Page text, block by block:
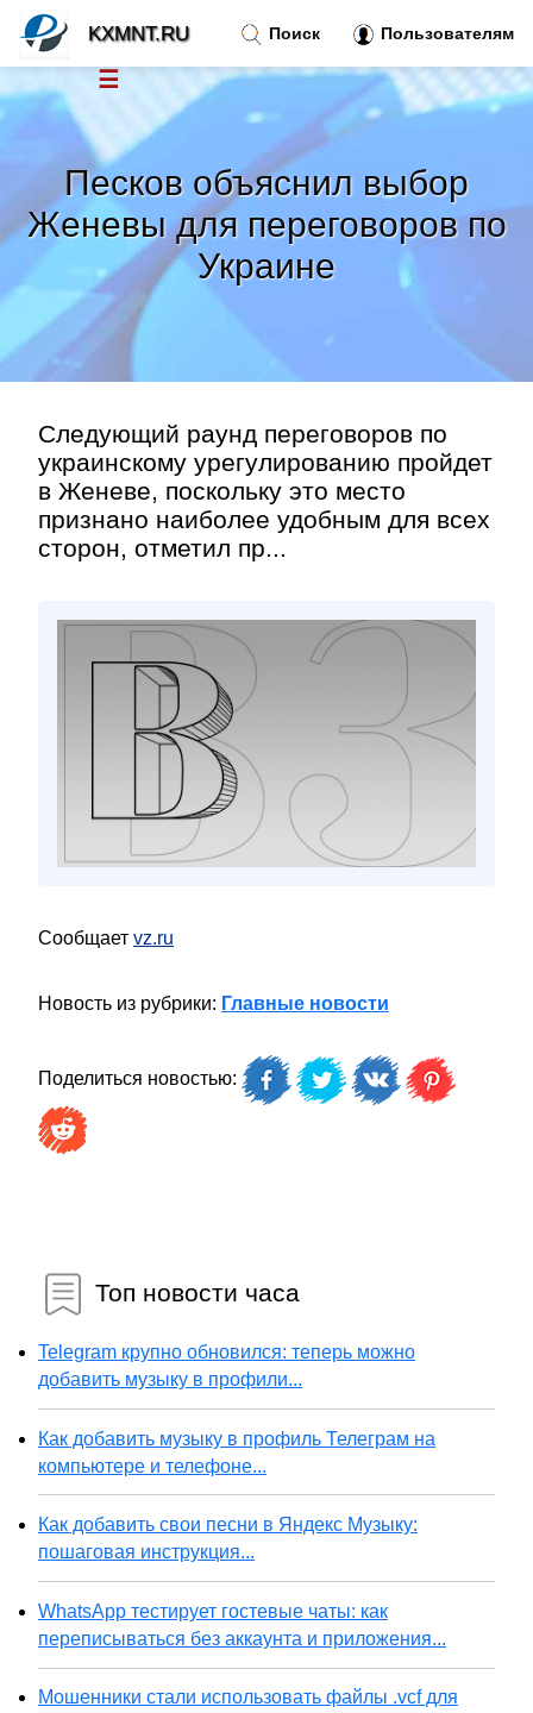
Песков объяснил выбор
Женевы для переговоров по
Украине
Следующий раунд переговоров по
украинскому урегулированию пройдет
в Женеве, поскольку это место
признано наиболее удобным для всех
сторон, отметил пр...
Сообщает vz.ru
Новость из рубрики: Главные новости
Поделиться новостью:
Топ новости часа
Telegram крупно обновился: теперь можно
добавить музыку в профили...
Как добавить музыку в профиль Телеграм на
компьютере и телефоне...
Как добавить свои песни в Яндекс Музыку:
пошаговая инструкция...
WhatsApp тестирует гостевые чаты: как
переписываться без аккаунта и приложения...
Мошенники стали использовать файлы .vcf для
Поиск Пользователям
KXMNT.RU
☰
Новости
Тренды новостей»
»
Правила »